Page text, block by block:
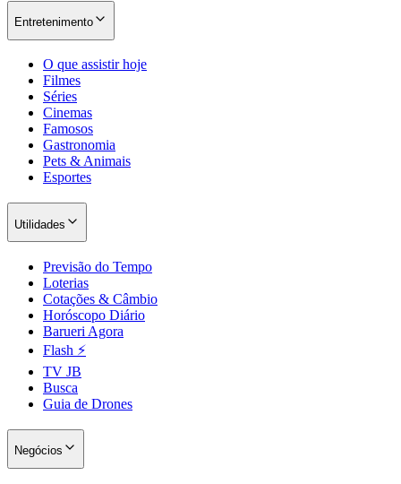
Entretenimento
O que assistir hoje
Filmes
Séries
Cinemas
Famosos
Gastronomia
Pets & Animais
Esportes
Utilidades
Previsão do Tempo
Loterias
Cotações & Câmbio
Horóscopo Diário
Barueri Agora
Flash ⚡
TV JB
Busca
Guia de Drones
Negócios